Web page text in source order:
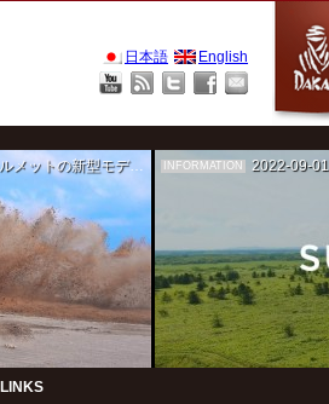
日本語 English
の新型モデルPVの制作を担当 INFORMATION 2022-09-01
LINKS